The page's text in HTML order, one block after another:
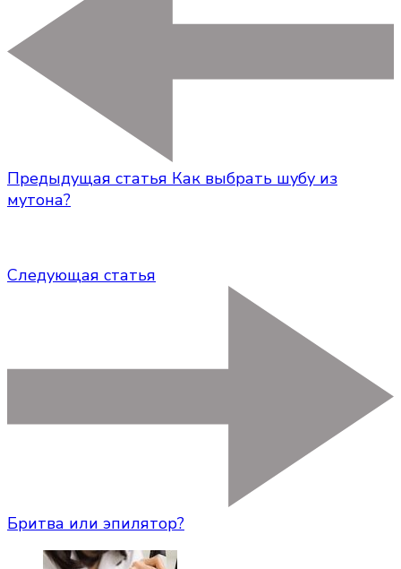
Предыдущая статья Как выбрать шубу из
мутона?
Следующая статья
Бритва или эпилятор?